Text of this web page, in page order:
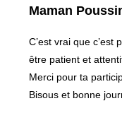
Maman
C’est vrai que
être patient et
Merci pour ta
Bisous et bonne